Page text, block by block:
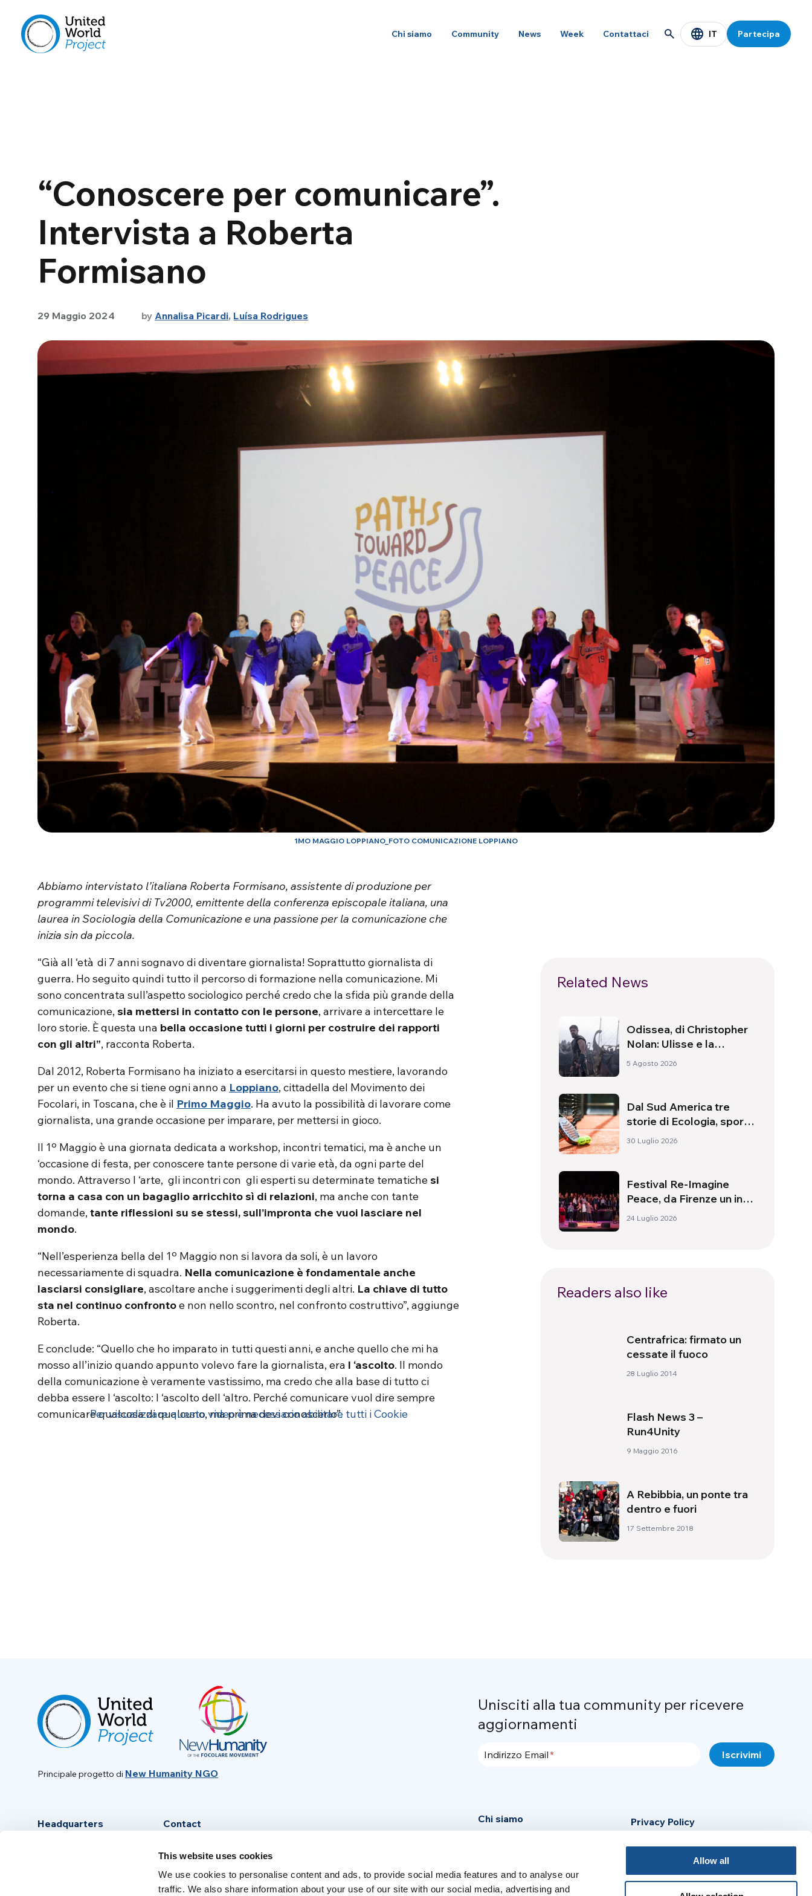
This website uses cookies
We use cookies to personalise content and ads, to provide social media features and to analyse our
traffic. We also share information about your use of our site with our social media, advertising and
Allow all
Chi siamo Community News Week Contattaci IT Partecipa
“Conoscere per comunicare”.
Intervista a Roberta
Formisano
29 Maggio 2024 by Annalisa Picardi, Luísa Rodrigues
1MO MAGGIO LOPPIANO_FOTO COMUNICAZIONE LOPPIANO
Abbiamo intervistato l’italiana Roberta Formisano, assistente di produzione per
programmi televisivi di Tv2000, emittente della conferenza episcopale italiana, una
laurea in Sociologia della Comunicazione e una passione per la comunicazione che
inizia sin da piccola.
“Già all ‘età di 7 anni sognavo di diventare giornalista! Soprattutto giornalista di
guerra. Ho seguito quindi tutto il percorso di formazione nella comunicazione. Mi
sono concentrata sull’aspetto sociologico perché credo che la sfida più grande della
comunicazione, sia mettersi in contatto con le persone, arrivare a intercettare le
loro storie. È questa una bella occasione tutti i giorni per costruire dei rapporti
con gli altri”, racconta Roberta.
Dal 2012, Roberta Formisano ha iniziato a esercitarsi in questo mestiere, lavorando
per un evento che si tiene ogni anno a Loppiano, cittadella del Movimento dei
Focolari, in Toscana, che è il Primo Maggio. Ha avuto la possibilità di lavorare come
giornalista, una grande occasione per imparare, per mettersi in gioco.
Il 1º Maggio è una giornata dedicata a workshop, incontri tematici, ma è anche un
‘occasione di festa, per conoscere tante persone di varie età, da ogni parte del
mondo. Attraverso l ‘arte, gli incontri con gli esperti su determinate tematichesi
torna a casa con un bagaglio arricchito sì di relazioni, ma anche con tante
domande, tante riflessioni su se stessi, sull’impronta che vuoi lasciare nel
mondo.
“Nell’esperienza bella del 1º Maggio non si lavora da soli, è un lavoro
necessariamente di squadra. Nella comunicazione è fondamentale anche
lasciarsi consigliare, ascoltare anche i suggerimenti degli altri. La chiave di tutto
sta nel continuo confrontoe non nello scontro, nel confronto costruttivo”, aggiunge
Roberta.
E conclude: “Quello che ho imparato in tutti questi anni, e anche quello che mi ha
mosso all’inizio quando appunto volevo fare la giornalista, era l ‘ascolto. Il mondo
della comunicazione è veramente vastissimo, ma credo che alla base di tutto ci
debba essere l ‘ascolto: l ‘ascolto dell ‘altro. Perché comunicare vuol dire sempre
comunicare qualcosa di qualcuno, ma prima devi conoscerlo”.
Per visualizzare questo video è necessario abilitare tutti i Cookie
Related News
Odissea, di Christopher
Nolan: Ulisse e la
necessità di un’alba
5 Agosto 2026
Dal Sud America tre
storie di Ecologia, sport
e salute
30 Luglio 2026
Festival Re-Imagine
Peace, da Firenze un inno
alla pace
24 Luglio 2026
Readers also like
Centrafrica: firmato un
cessate il fuoco
28 Luglio 2014
Flash News 3 –
Run4Unity
9 Maggio 2016
A Rebibbia, un ponte tra
dentro e fuori
17 Settembre 2018
Principale progetto di New Humanity NGO
Unisciti alla tua community per ricevere
aggiornamenti
Indirizzo Email
Headquarters Contact
+39 06 94 31 56 35
Chi siamo
Press area
Privacy Policy
Avviso Legale